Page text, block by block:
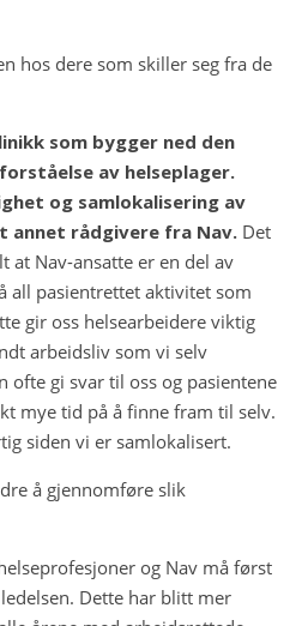
hos dere som skiller seg fra de
som bygger ned den
av helseplager.
og samlokalisering av
annet rådgivere fra Nav. Det
at Nav-ansatte er en del av
all pasientrettet aktivitet som
gir oss helsearbeidere viktig
arbeidsliv som vi selv
ofte gi svar til oss og pasientene
mye tid på å finne fram til selv.
siden vi er samlokalisert.
å gjennomføre slik
og Nav må først
Dette har blitt mer